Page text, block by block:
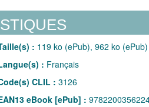
: 119 ko (ePub), 962 ko (ePub)
: Français
CLIL : 3126
eBook [ePub] :